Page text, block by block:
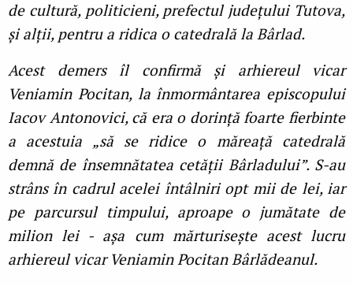
de cultură, politicieni, prefectul județului Tutova,
și alții, pentru a ridica o catedrală la Bârlad.
Acest demers îl confirmă și arhiereul vicar
Veniamin Pocitan, la înmormântarea episcopului
Iacov Antonovici, că era o dorință foarte fierbinte
a acestuia „să se ridice o măreață catedrală
demnă de însemnătatea cetății Bârladului”. S-au
strâns în cadrul acelei întâlniri opt mii de lei, iar
pe parcursul timpului, aproape o jumătate de
milion lei - așa cum mărturisește acest lucru
arhiereul vicar Veniamin Pocitan Bârlădeanul.